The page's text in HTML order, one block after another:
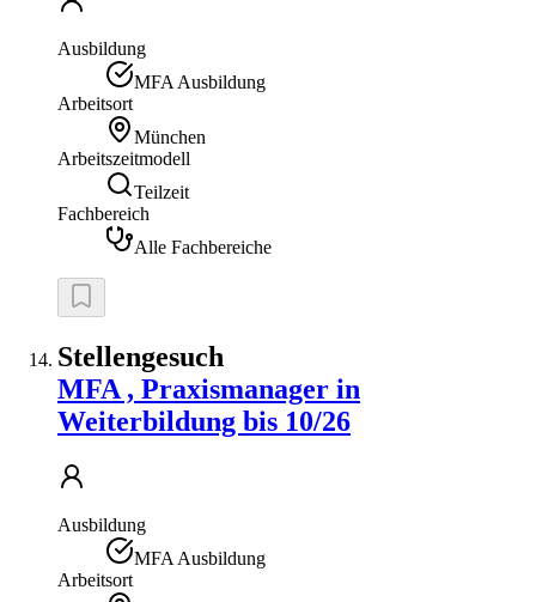
Ausbildung
MFA Ausbildung
Arbeitsort
München
Arbeitszeitmodell
Teilzeit
Fachbereich
Alle Fachbereiche
Stellengesuch
MFA , Praxismanager in
Weiterbildung bis 10/26
Ausbildung
MFA Ausbildung
Arbeitsort